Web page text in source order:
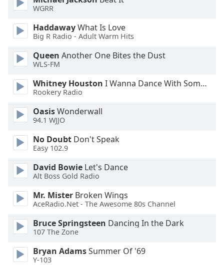
Background
Area
Background
Color
Opacity
Font
Text
Style
WGRR
HaddawayWhat Is Love
Big R Radio - Adult Warm Hits
Queen Another One Bites the Dust
WLS-FM
Whitney Houston I Wanna Dance With Somebody
Rookery Radio
OasisWonderwall
94.1 WJJO
No Doubt Don't Speak
Easy 102.9
David Bowie Let's Dance
Alt Boss Gold Radio
Mr. Mister Broken Wings
AceRadio.Net - The Awesome 80s Channel
Bruce Springsteen Dancing In the Dark
107 The Zone
Bryan AdamsSummer Of '69
Y-103